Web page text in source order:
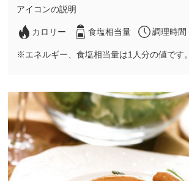
アイコンの説明
カロリー 食塩相当量 調理時間
※エネルギー、食塩相当量は1人分の値です。